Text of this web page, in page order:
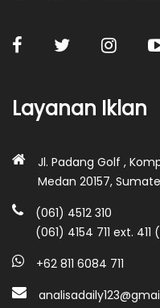
Layanan Iklan
Jl. Padang Golf ,
Medan 20157,
(061) 4512 310
(061) 4154 711 ext.
+62 811 6084 711